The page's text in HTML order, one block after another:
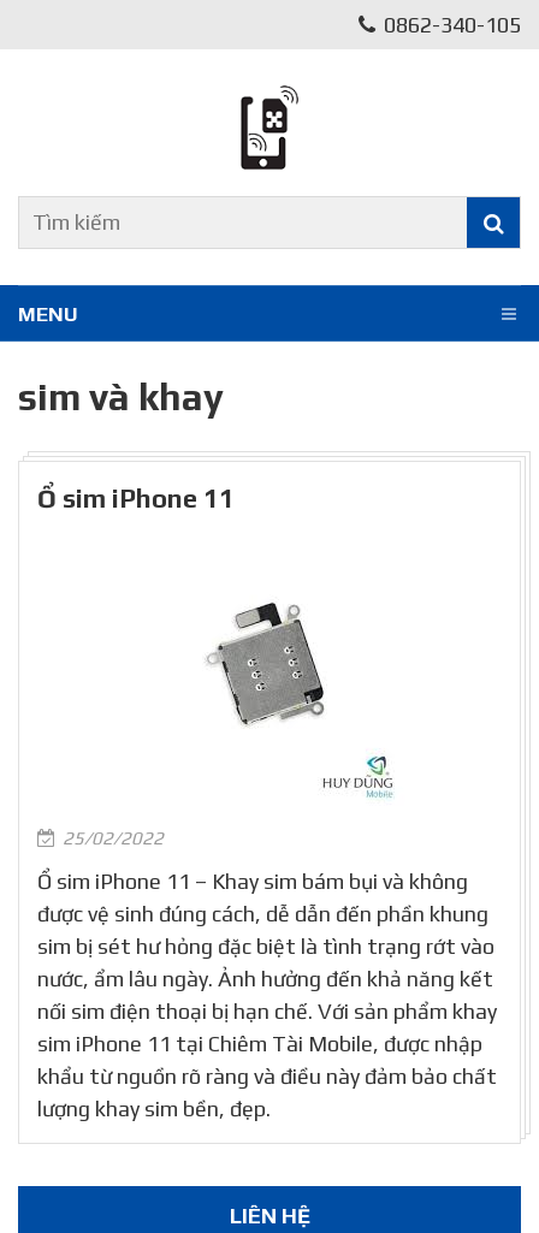
0862-340-105
MENU
sim và khay
Ổ sim iPhone 11
25/02/2022
Ổ sim iPhone 11 – Khay sim bám bụi và không
được vệ sinh đúng cách, dễ dẫn đến phần khung
sim bị sét hư hỏng đặc biệt là tình trạng rớt vào
nước, ẩm lâu ngày. Ảnh hưởng đến khả năng kết
nối sim điện thoại bị hạn chế. Với sản phẩm khay
sim iPhone 11 tại Chiêm Tài Mobile, được nhập
khẩu từ nguồn rõ ràng và điều này đảm bảo chất
lượng khay sim bền, đẹp.
LIÊN HỆ